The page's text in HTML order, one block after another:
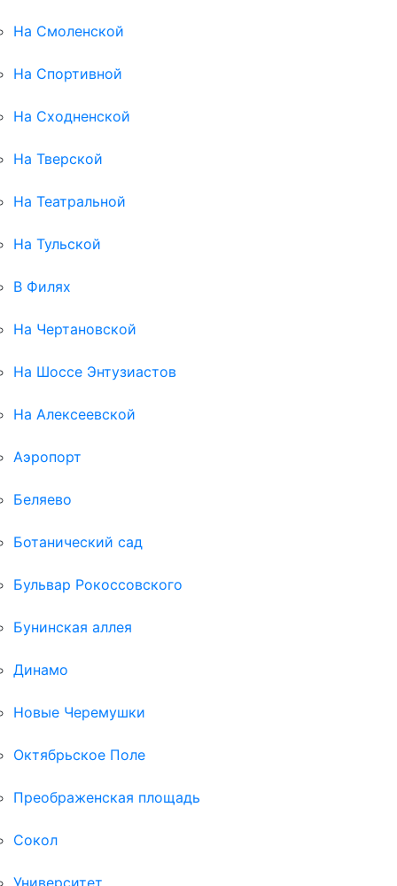
На Смоленской
На Спортивной
На Сходненской
На Тверской
На Театральной
На Тульской
В Филях
На Чертановской
На Шоссе Энтузиастов
На Алексеевской
Аэропорт
Беляево
Ботанический сад
Бульвар Рокоссовского
Бунинская аллея
Динамо
Новые Черемушки
Октябрьское Поле
Преображенская площадь
Сокол
Университет